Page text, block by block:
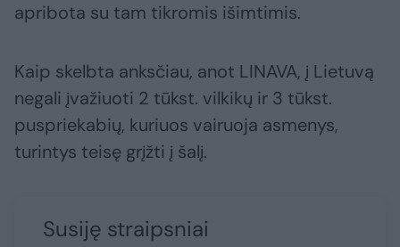
apribota su tam tikromis išimtimis.
Kaip skelbta anksčiau, anot LINAVA, į Lietuvą
negali įvažiuoti 2 tūkst. vilkikų ir 3 tūkst.
puspriekabių, kuriuos vairuoja asmenys,
turintys teisę grįžti į šalį.
Susiję straipsniai